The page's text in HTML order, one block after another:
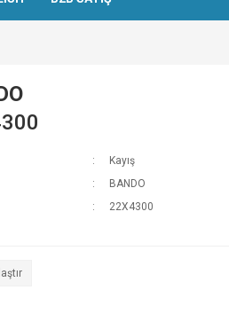
Kayış
BANDO
22X4300